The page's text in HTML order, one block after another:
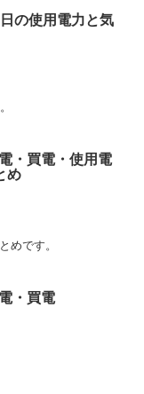
の使用電力と気
・買電・使用電
め
めです。
・買電